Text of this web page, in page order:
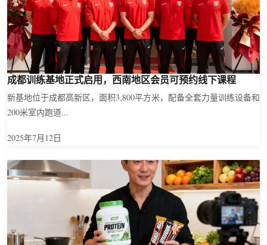
成都训练基地正式启用，西南地区会员可预约线下课程
新基地位于成都高新区，面积3,800平方米，配备全套力量训练设备和
200米室内跑道...
2025年7月12日